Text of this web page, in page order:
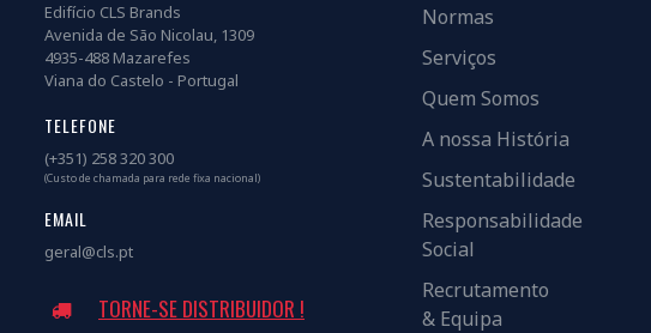
Edifício CLS Brands
Avenida de São Nicolau, 1309
4935-488 Mazarefes
Viana do Castelo - Portugal
TELEFONE
(+351) 258 320 300
(Custo de chamada para rede fixa nacional)
EMAIL
geral@cls.pt
TORNE-SE DISTRIBUIDOR !
Normas
Serviços
Quem Somos
A nossa História
Sustentabilidade
Responsabilidade
Social
Recrutamento
& Equipa